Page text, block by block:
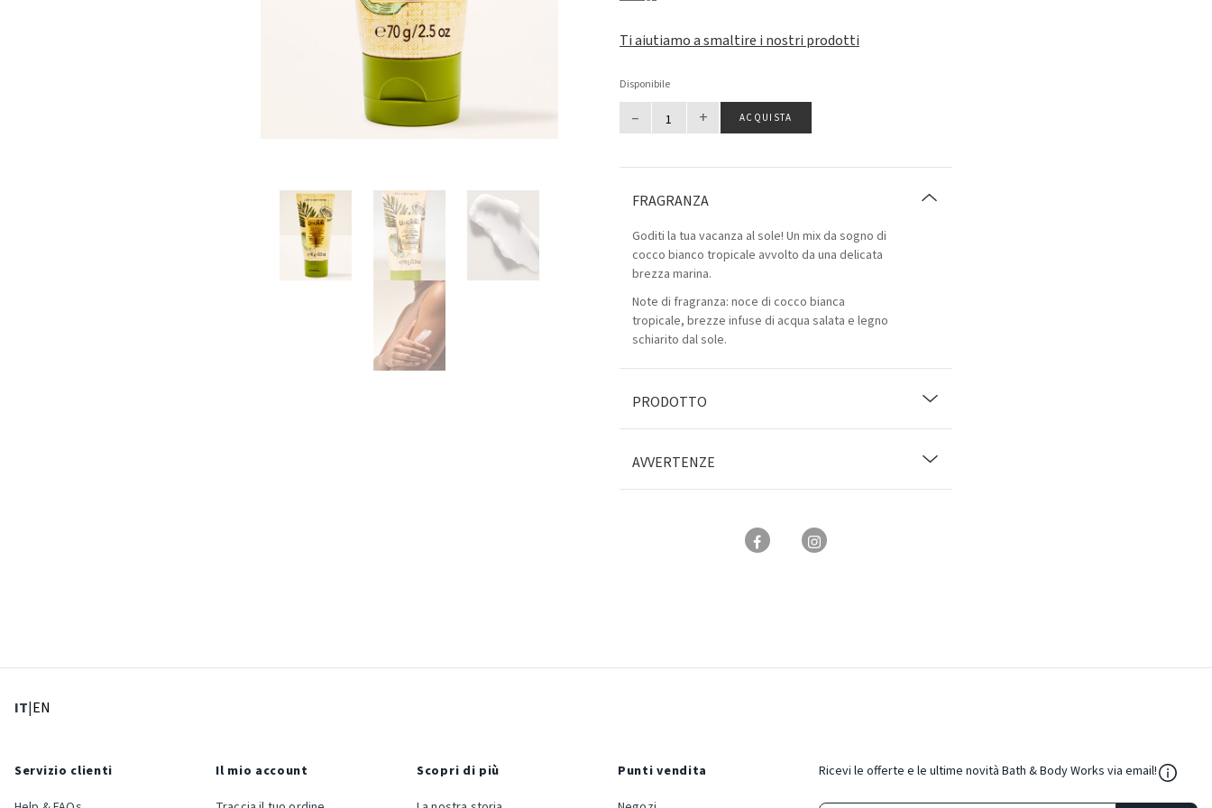
Ti aiutiamo a smaltire i nostri prodotti
Disponibile
– + ACQUISTA
FRAGRANZA
Goditi la tua vacanza al sole! Un mix da sogno di
cocco bianco tropicale avvolto da una delicata
brezza marina.
Note di fragranza: noce di cocco bianca
tropicale, brezze infuse di acqua salata e legno
schiarito dal sole.
PRODOTTO
AVVERTENZE
IT: Lingua corrente
|EN
Servizio clienti
Il mio account
Scopri di più
Punti vendita
Ricevi le offerte e le ultime novità Bath & Body Works via email!